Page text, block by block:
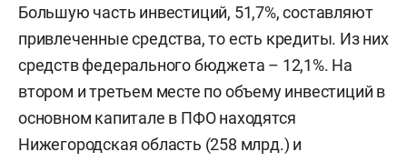
Большую часть инвестиций, 51,7%, составляют
привлеченные средства, то есть кредиты. Из них
средств федерального бюджета – 12,1%. На
втором и третьем месте по объему инвестиций в
основном капитале в ПФО находятся
Нижегородская область (258 млрд.) и